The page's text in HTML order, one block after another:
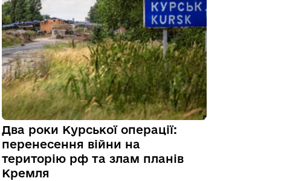
Два роки Курської операції:
перенесення війни на
територію рф та злам планів
Кремля